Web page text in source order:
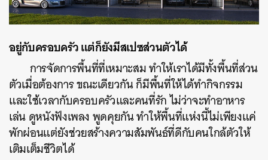
อยู่กับครอบครัว แต่ก็ยังมีสเปซส่วนตัวได้
การจัดการพื้นที่ที่เหมาะสม ทำให้เราได้มีทั้งพื้นที่ส่วน
ตัวเมื่อต้องการ ขณะเดียวกัน ก็มีพื้นที่ให้ได้ทำกิจกรรม
และใช้เวลากับครอบครัวและคนที่รัก ไม่ว่าจะทำอาหาร
เล่น ดูหนังฟังเพลง พูดคุยกัน ทำให้พื้นที่แห่งนี้ไม่เพียงแค่
พักผ่อนแต่ยังช่วยสร้างความสัมพันธ์ที่ดีกับคนใกล้ตัวให้
เติมเต็มชีวิตได้